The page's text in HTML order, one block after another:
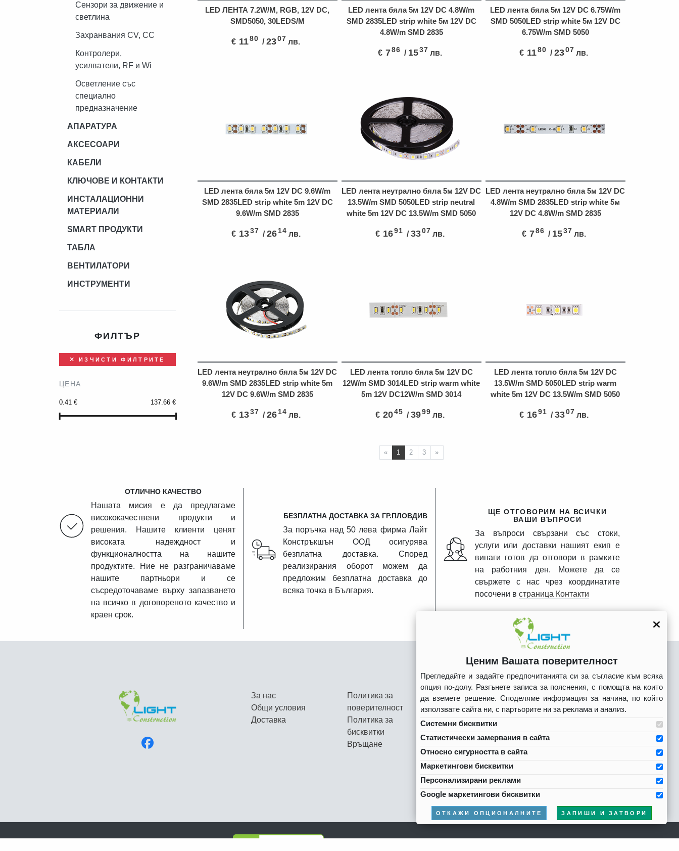
Сензори за движение и
светлина
Захранвания CV, CC
Контролери,
усилватели, RF и Wi
Осветление със
специално
предназначение
АПАРАТУРА
АКСЕСОАРИ
КАБЕЛИ
КЛЮЧОВЕ И КОНТАКТИ
ИНСТАЛАЦИОННИ
МАТЕРИАЛИ
SMART ПРОДУКТИ
ТАБЛА
ВЕНТИЛАТОРИ
ИНСТРУМЕНТИ
ФИЛТЪР
ИЗЧИСТИ ФИЛТРИТЕ
ЦЕНА
0.41 € 137.66 €
LED ЛЕНТА 7.2W/M, RGB, 12V DC,
SMD5050, 30LEDS/M
€ 1180 /2307 лв.
LED лента бяла 5м 12V DC 4.8W/m
SMD 2835LED strip white 5м 12V DC
4.8W/m SMD 2835
€ 786 / 1537 лв.
LED лента бяла 5м 12V DC 6.75W/m
SMD 5050LED strip white 5м 12V DC
6.75W/m SMD 5050
€ 1180 /2307 лв.
LED лента бяла 5м 12V DC 9.6W/m
SMD 2835LED strip white 5m 12V DC
9.6W/m SMD 2835
€ 1337 /2614 лв.
LED лента неутрално бяла 5м 12V DC
13.5W/m SMD 5050LED strip neutral
white 5m 12V DC 13.5W/m SMD 5050
€ 1691 /3307 лв.
LED лента неутрално бяла 5м 12V DC
4.8W/m SMD 2835LED strip white 5м
12V DC 4.8W/m SMD 2835
€ 786 / 1537 лв.
LED лента неутрално бяла 5м 12V DC
9.6W/m SMD 2835LED strip white 5m
12V DC 9.6W/m SMD 2835
€ 1337 /2614 лв.
LED лента топло бяла 5м 12V DC
12W/m SMD 3014LED strip warm white
5m 12V DC12W/m SMD 3014
€ 2045 /3999 лв.
LED лента топло бяла 5м 12V DC
13.5W/m SMD 5050LED strip warm
white 5m 12V DC 13.5W/m SMD 5050
€ 1691 /3307 лв.
« ПРЕДИШНА СТЪПКА
1 2 3 »
ОТЛИЧНО КАЧЕСТВО
Нашата мисия е да предлагаме
висококачествени продукти и
решения. Нашите клиенти ценят
високата надеждност и
функционалността на нашите
продуктите. Ние не разграничаваме
нашите партньори и се
съсредоточаваме върху запазването
на всичко в договореното качество и
краен срок.
БЕЗПЛАТНА ДОСТАВКА ЗА ГР.ПЛОВДИВ
За поръчка над 50 лева фирма Лайт
Констръкшън ООД осигурява
безплатна доставка. Според
реализирания оборот можем да
предложим безплатна доставка до
всяка точка в България.
ЩЕ ОТГОВОРИМ НА ВСИЧКИ
ВАШИ ВЪПРОСИ
За въпроси свързани със стоки,
услуги или доставки нашият екип е
винаги готов да отговори в рамките
на работния ден. Можете да се
свържете с нас чрез координатите
посочени встраница Контакти
За нас
Общи условия
Доставка
Политика за
поверителност
Политика за
бисквитки
Връщане
ЖЕЛАЕТЕ ДА ПОЛУЧАВАТЕ НОВИНИ ОТ
НАС
Съгласен/а имейла ми да бъде ползван за
Ценим Вашата поверителност
Прегледайте и задайте предпочитанията си за съгласие към всяка
опция по-долу. Разгънете записа за пояснения, с помощта на които
да вземете решение. Споделяме информация за начина, по който
използвате сайта ни, с партьорите ни за реклама и анализ.
Системни бисквитки
Статистически замервания в сайта
Относно сигурността в сайта
Маркетингови бисквитки
Персонализирани реклами
Google маркетингови бисквитки
ОТКАЖИ ОПЦИОНАЛНИТЕ ЗАПИШИ И ЗАТВОРИ